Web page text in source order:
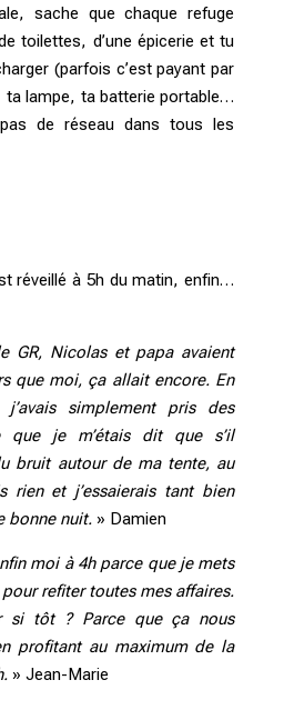
sache que chaque refuge
toilettes, d’une épicerie et tu
(parfois c’est payant par
lampe, ta batterie portable…
de réseau dans tous les
réveillé à 5h du matin, enfin…
GR, Nicolas et papa avaient
que moi, ça allait encore. En
j’avais simplement pris des
que je m’étais dit que s’il
bruit autour de ma tente, au
rien et j’essaierais tant bien
bonne nuit. » Damien
moi à 4h parce que je mets
refiter toutes mes affaires.
si tôt ? Parce que ça nous
profitant au maximum de la
» Jean-Marie